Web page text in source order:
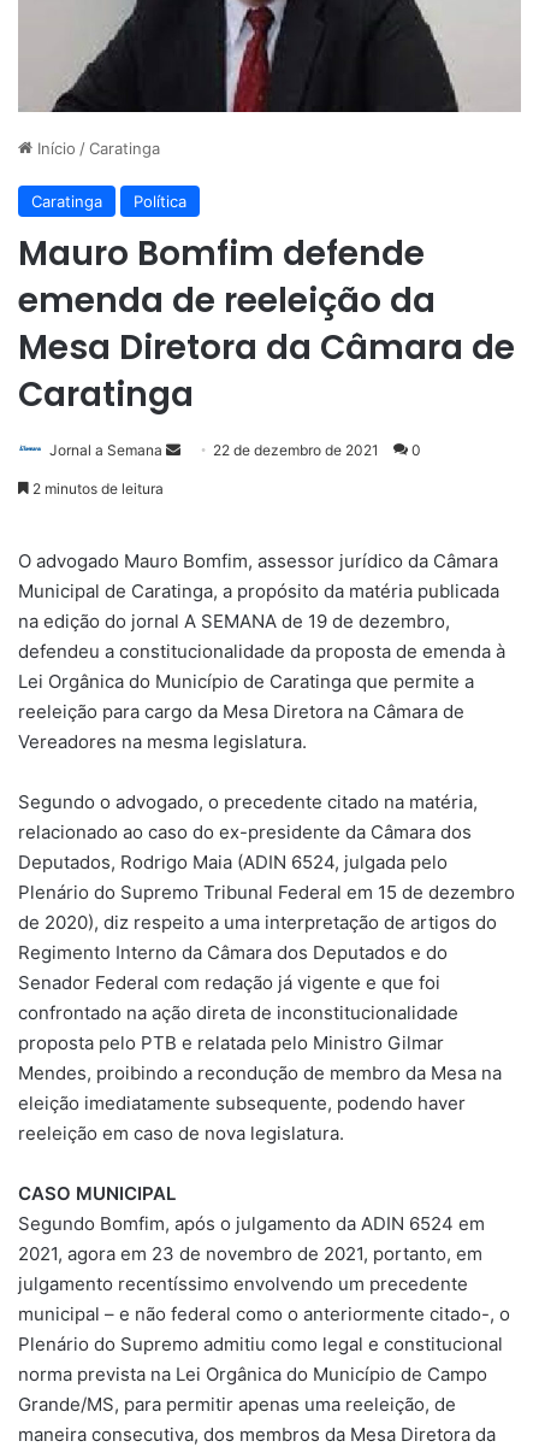
Início /Caratinga
Caratinga Política
Mauro Bomfim defende
emenda de reeleição da
Mesa Diretora da Câmara de
Caratinga
Jornal a Semana
Mande22 de dezembro de 2021 0
2 minutos de leitura
O advogado Mauro Bomfim, assessor jurídico da Câmara
Municipal de Caratinga, a propósito da matéria publicada
na edição do jornal A SEMANA de 19 de dezembro,
defendeu a constitucionalidade da proposta de emenda à
Lei Orgânica do Município de Caratinga que permite a
reeleição para cargo da Mesa Diretora na Câmara de
Vereadores na mesma legislatura.
Segundo o advogado, o precedente citado na matéria,
relacionado ao caso do ex-presidente da Câmara dos
Deputados, Rodrigo Maia (ADIN 6524, julgada pelo
Plenário do Supremo Tribunal Federal em 15 de dezembro
de 2020), diz respeito a uma interpretação de artigos do
Regimento Interno da Câmara dos Deputados e do
Senador Federal com redação já vigente e que foi
confrontado na ação direta de inconstitucionalidade
proposta pelo PTB e relatada pelo Ministro Gilmar
Mendes, proibindo a recondução de membro da Mesa na
eleição imediatamente subsequente, podendo haver
reeleição em caso de nova legislatura.
CASO MUNICIPAL
Segundo Bomfim, após o julgamento da ADIN 6524 em
2021, agora em 23 de novembro de 2021, portanto, em
julgamento recentíssimo envolvendo um precedente
municipal – e não federal como o anteriormente citado-, o
Plenário do Supremo admitiu como legal e constitucional
norma prevista na Lei Orgânica do Município de Campo
Grande/MS, para permitir apenas uma reeleição, de
maneira consecutiva, dos membros da Mesa Diretora da